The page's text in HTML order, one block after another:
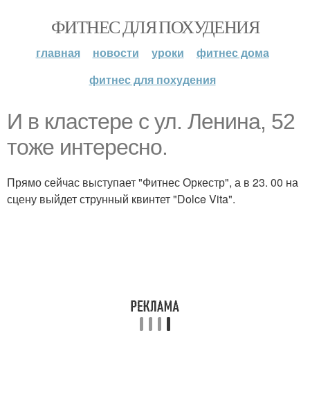
ФИТНЕС ДЛЯ ПОХУДЕНИЯ
главная новости уроки
фитнес дома
фитнес для похудения
И в кластере с ул. Ленина, 52
тоже интересно.
Прямо сейчас выступает "Фитнес Оркестр", а в 23. 00 на
сцену выйдет струнный квинтет "Dolce Vita".